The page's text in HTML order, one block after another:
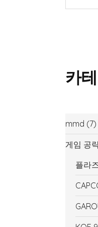
카
mmd (7)
게임 공
플라